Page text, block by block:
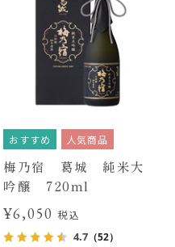
おすすめ 人気商品
梅乃宿 葛城 純米大
吟醸 720ml
¥6,050 税込
4.7 （52）